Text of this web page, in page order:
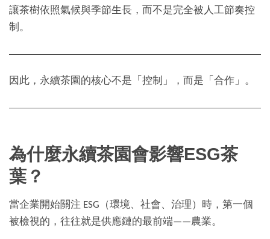
讓茶樹依照氣候與季節生長，而不是完全被人工節奏控
制。
因此，永續茶園的核心不是「控制」，而是「合作」。
為什麼永續茶園會影響ESG茶
葉？
當企業開始關注 ESG（環境、社會、治理）時，第一個
被檢視的，往往就是供應鏈的最前端——農業。